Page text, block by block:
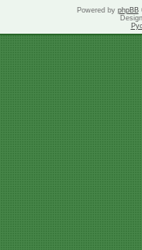
Powered by phpBB